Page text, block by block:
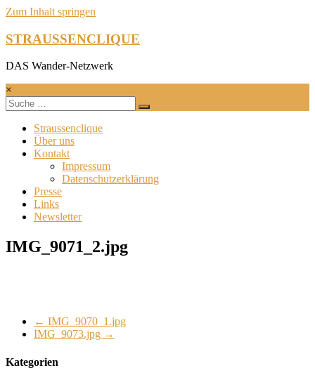
Zum Inhalt springen
STRAUSSENCLIQUE
DAS Wander-Netzwerk
×
Straussenclique
Über uns
Kontakt
Impressum
Datenschutzerklärung
Presse
Links
Newsletter
IMG_9071_2.jpg
← IMG_9070_1.jpg
IMG_9073.jpg →
Kategorien